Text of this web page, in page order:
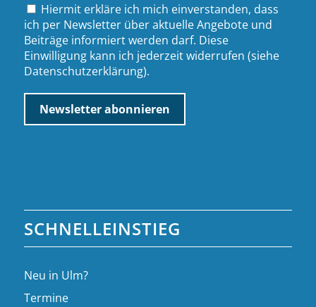
Hiermit erkläre ich mich einverstanden, dass
ich per Newsletter über aktuelle Angebote und
Beiträge informiert werden darf. Diese
Einwilligung kann ich jederzeit widerrufen (siehe
Datenschutzerklärung).
SCHNELLEINSTIEG
Neu in Ulm?
Termine